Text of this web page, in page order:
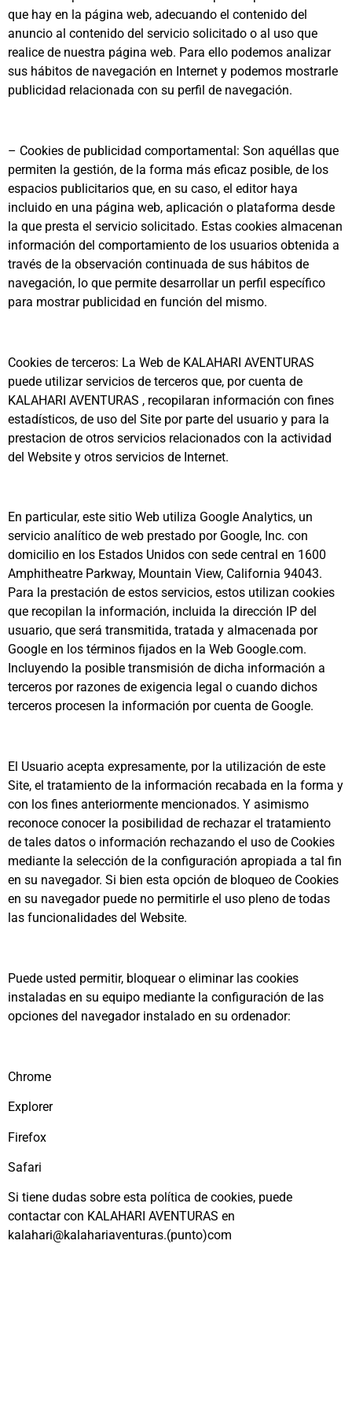
que hay en la página web, adecuando el contenido del
anuncio al contenido del servicio solicitado o al uso que
realice de nuestra página web. Para ello podemos analizar
sus hábitos de navegación en Internet y podemos mostrarle
publicidad relacionada con su perfil de navegación.
– Cookies de publicidad comportamental: Son aquéllas que
permiten la gestión, de la forma más eficaz posible, de los
espacios publicitarios que, en su caso, el editor haya
incluido en una página web, aplicación o plataforma desde
la que presta el servicio solicitado. Estas cookies almacenan
información del comportamiento de los usuarios obtenida a
través de la observación continuada de sus hábitos de
navegación, lo que permite desarrollar un perfil específico
para mostrar publicidad en función del mismo.
Cookies de terceros: La Web de KALAHARI AVENTURAS
puede utilizar servicios de terceros que, por cuenta de
KALAHARI AVENTURAS , recopilaran información con fines
estadísticos, de uso del Site por parte del usuario y para la
prestacion de otros servicios relacionados con la actividad
del Website y otros servicios de Internet.
En particular, este sitio Web utiliza Google Analytics, un
servicio analítico de web prestado por Google, Inc. con
domicilio en los Estados Unidos con sede central en 1600
Amphitheatre Parkway, Mountain View, California 94043.
Para la prestación de estos servicios, estos utilizan cookies
que recopilan la información, incluida la dirección IP del
usuario, que será transmitida, tratada y almacenada por
Google en los términos fijados en la Web Google.com.
Incluyendo la posible transmisión de dicha información a
terceros por razones de exigencia legal o cuando dichos
terceros procesen la información por cuenta de Google.
El Usuario acepta expresamente, por la utilización de este
Site, el tratamiento de la información recabada en la forma y
con los fines anteriormente mencionados. Y asimismo
reconoce conocer la posibilidad de rechazar el tratamiento
de tales datos o información rechazando el uso de Cookies
mediante la selección de la configuración apropiada a tal fin
en su navegador. Si bien esta opción de bloqueo de Cookies
en su navegador puede no permitirle el uso pleno de todas
las funcionalidades del Website.
Puede usted permitir, bloquear o eliminar las cookies
instaladas en su equipo mediante la configuración de las
opciones del navegador instalado en su ordenador:
Chrome
Explorer
Firefox
Safari
Si tiene dudas sobre esta política de cookies, puede
contactar con KALAHARI AVENTURAS en
kalahari@kalahariaventuras.(punto)com